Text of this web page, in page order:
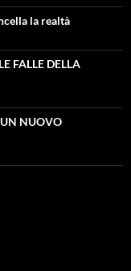
la realtà
FALLE DELLA
UN NUOVO